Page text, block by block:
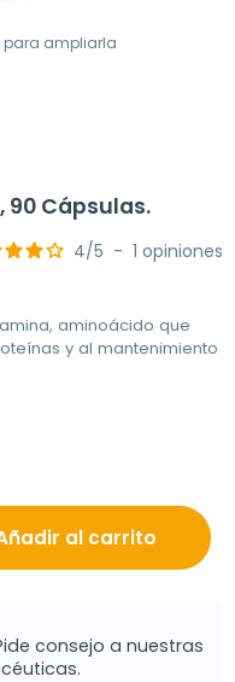
para ampliarla
90 Cápsulas.
4/5 - 1 opiniones
aminoácido que
y al mantenimiento
al carrito
consejo a nuestras